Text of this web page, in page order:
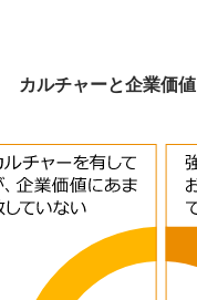
カルチャーと企業価値